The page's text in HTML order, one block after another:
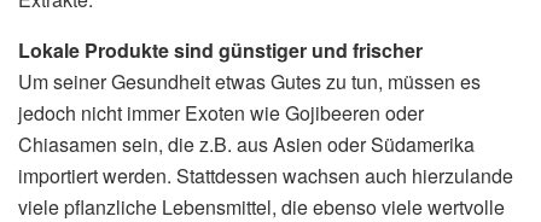
Lokale Produkte sind günstiger und frischer
Um seiner Gesundheit etwas Gutes zu tun, müssen es
jedoch nicht immer Exoten wie Gojibeeren oder
Chiasamen sein, die z.B. aus Asien oder Südamerika
importiert werden. Stattdessen wachsen auch hierzulande
viele pflanzliche Lebensmittel, die ebenso viele wertvolle